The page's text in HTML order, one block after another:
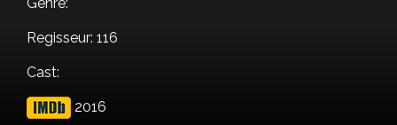
Regisseur: 116
Cast:
2016